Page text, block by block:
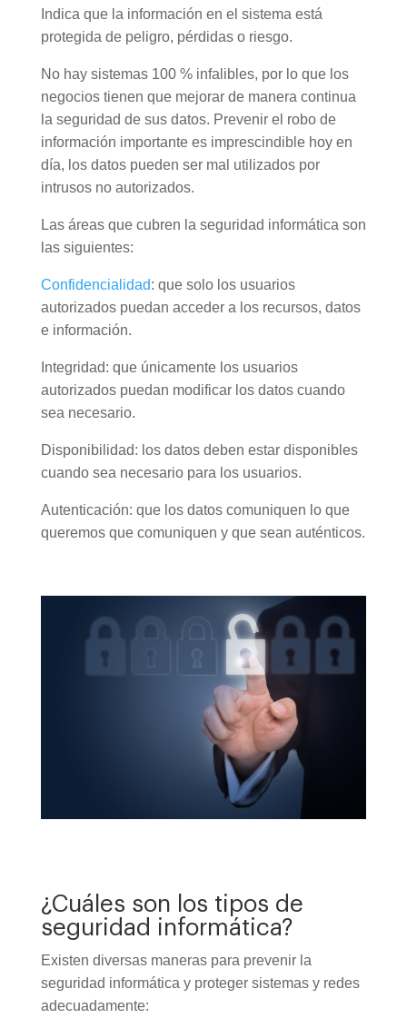
Indica que la información en el sistema está
protegida de peligro, pérdidas o riesgo.
No hay sistemas 100 % infalibles, por lo que los
negocios tienen que mejorar de manera continua
la seguridad de sus datos. Prevenir el robo de
información importante es imprescindible hoy en
día, los datos pueden ser mal utilizados por
intrusos no autorizados.
Las áreas que cubren la seguridad informática son
las siguientes:
Confidencialidad: que solo los usuarios
autorizados puedan acceder a los recursos, datos
e información.
Integridad: que únicamente los usuarios
autorizados puedan modificar los datos cuando
sea necesario.
Disponibilidad: los datos deben estar disponibles
cuando sea necesario para los usuarios.
Autenticación: que los datos comuniquen lo que
queremos que comuniquen y que sean auténticos.
¿Cuáles son los tipos de
seguridad informática?
Existen diversas maneras para prevenir la
seguridad informática y proteger sistemas y redes
adecuadamente: